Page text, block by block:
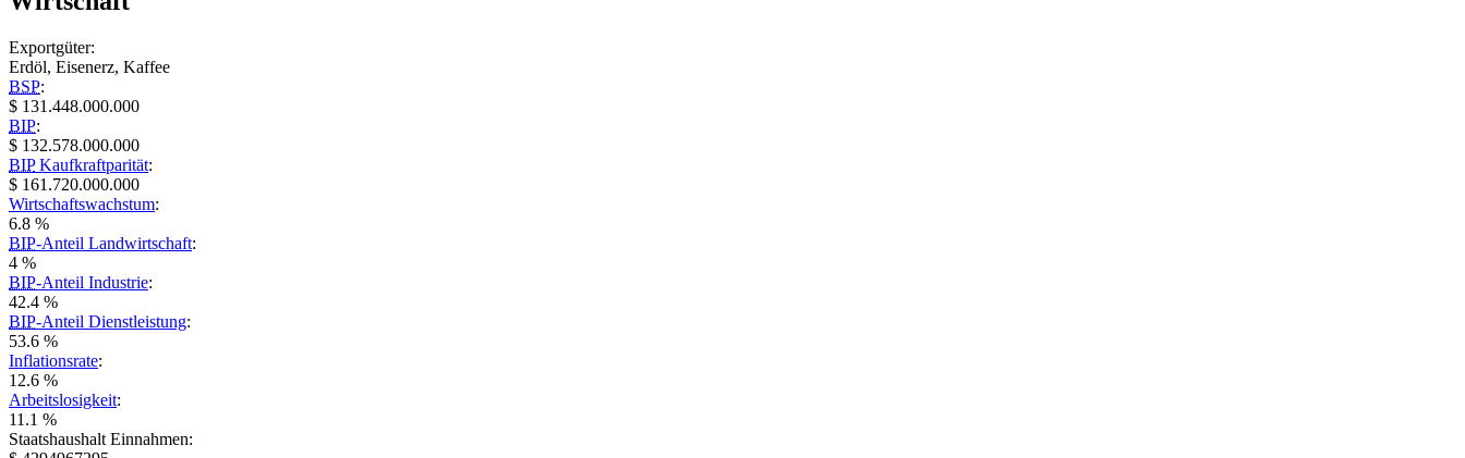
Exportgüter:
Erdöl, Eisenerz, Kaffee
BSP:
$ 131.448.000.000
BIP:
$ 132.578.000.000
BIPKaufkraftparität:
$ 161.720.000.000
Wirtschaftswachstum:
6.8 %
BIP-Anteil Landwirtschaft:
4 %
BIP-Anteil Industrie:
42.4 %
BIP-Anteil Dienstleistung:
53.6 %
Inflationsrate:
12.6 %
Arbeitslosigkeit:
11.1 %
Staatshaushalt Einnahmen: